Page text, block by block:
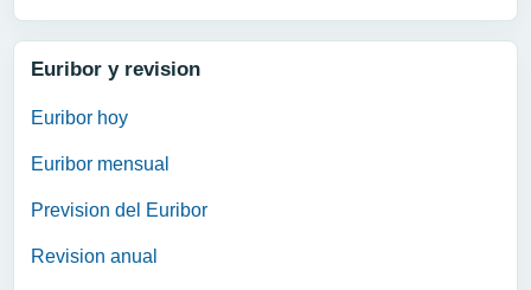
Euribor y revision
Euribor hoy
Euribor mensual
Prevision del Euribor
Revision anual